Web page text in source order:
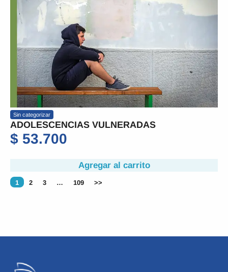
Sin categorizar
ADOLESCENCIAS VULNERADAS
$ 53.700
Agregar al carrito
1 2 3 … 109 >>